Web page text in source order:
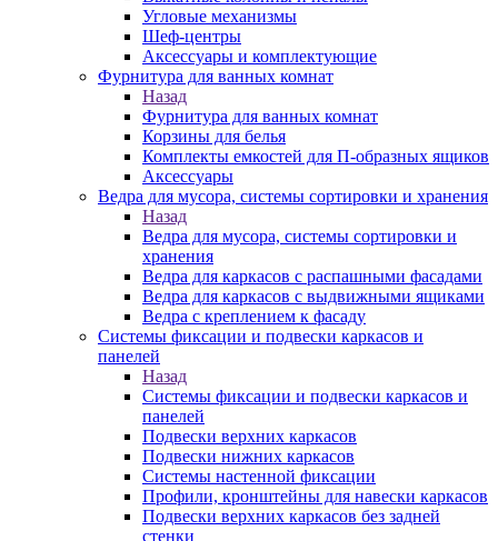
Угловые механизмы
Шеф-центры
Аксессуары и комплектующие
Фурнитура для ванных комнат
Назад
Фурнитура для ванных комнат
Корзины для белья
Комплекты емкостей для П-образных ящиков
Аксессуары
Ведра для мусора, системы сортировки и хранения
Назад
Ведра для мусора, системы сортировки и
хранения
Ведра для каркасов с распашными фасадами
Ведра для каркасов с выдвижными ящиками
Ведра с креплением к фасаду
Системы фиксации и подвески каркасов и
панелей
Назад
Системы фиксации и подвески каркасов и
панелей
Подвески верхних каркасов
Подвески нижних каркасов
Системы настенной фиксации
Профили, кронштейны для навески каркасов
Подвески верхних каркасов без задней
стенки